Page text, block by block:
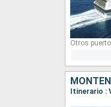
Otros
Itinerario :